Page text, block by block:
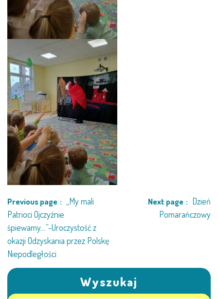
Previous page
„My mali
Patrioci Ojczyźnie
śpiewamy…”-Uroczystość z
okazji Odzyskania przez Polskę
Niepodległości
Next page
Dzień
Pomarańczowy
Wyszukaj